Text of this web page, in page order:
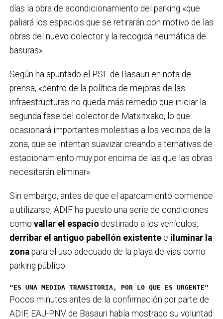
días la obra de acondicionamiento del parking «que
paliará los espacios que se retirarán con motivo de las
obras del nuevo colector y la recogida neumática de
basuras».
Según ha apuntado el PSE de Basauri en nota de
prensa, «dentro de la política de mejoras de las
infraestructuras no queda más remedio que iniciar la
segunda fase del colector de Matxitxako, lo que
ocasionará importantes molestias a los vecinos de la
zona, que se intentan suavizar creando alternativas de
estacionamiento muy por encima de las que las obras
necesitarán eliminar».
Sin embargo, antes de que el aparcamiento comience
a utilizarse, ADIF ha puesto una serie de condiciones
como vallar el espacio destinado a los vehículos,
derribar el antiguo pabellón existentee iluminar la
zonapara el uso adecuado de la playa de vías como
parking público.
"ES UNA MEDIDA TRANSITORIA, POR LO QUE ES URGENTE"
Pocos minutos antes de la confirmación por parte de
ADIF, EAJ-PNV de Basauri había mostrado su voluntad